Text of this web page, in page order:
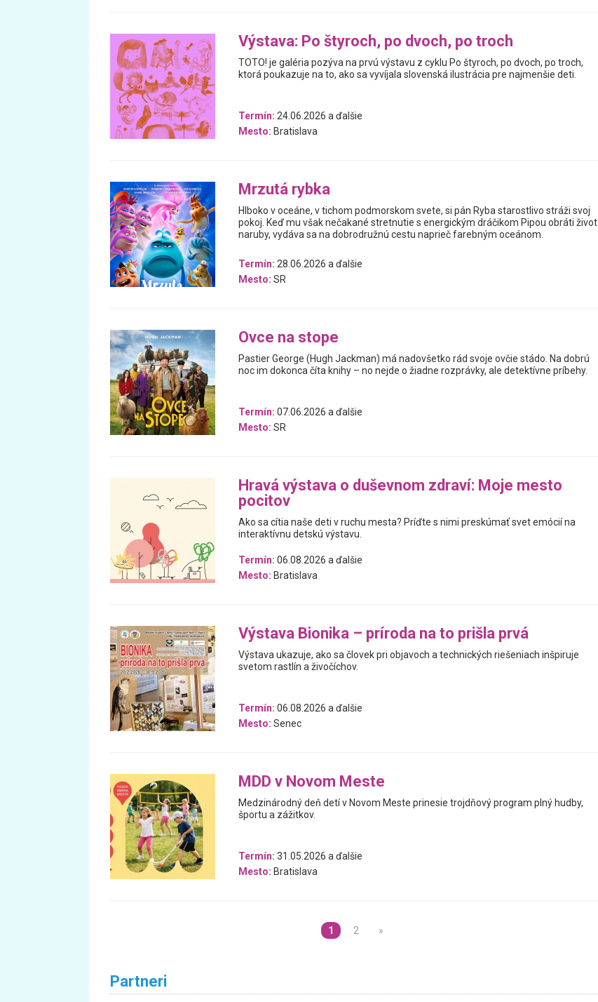
Výstava: Po štyroch, po dvoch, po troch
TOTO! je galéria pozýva na prvú výstavu z cyklu Po štyroch, po dvoch, po troch,
ktorá poukazuje na to, ako sa vyvíjala slovenská ilustrácia pre najmenšie deti.
Termín: 24.06.2026 a ďalšie
Mesto: Bratislava
Mrzutá rybka
Hlboko v oceáne, v tichom podmorskom svete, si pán Ryba starostlivo stráži svoj
pokoj. Keď mu však nečakané stretnutie s energickým dráčikom Pipou obráti život
naruby, vydáva sa na dobrodružnú cestu naprieč farebným oceánom.
Termín: 28.06.2026 a ďalšie
Mesto: SR
Ovce na stope
Pastier George (Hugh Jackman) má nadovšetko rád svoje ovčie stádo. Na dobrú
noc im dokonca číta knihy – no nejde o žiadne rozprávky, ale detektívne príbehy.
Termín: 07.06.2026 a ďalšie
Mesto: SR
Hravá výstava o duševnom zdraví: Moje mesto
pocitov
Ako sa cítia naše deti v ruchu mesta? Príďte s nimi preskúmať svet emócií na
interaktívnu detskú výstavu.
Termín: 06.08.2026 a ďalšie
Mesto: Bratislava
Výstava Bionika – príroda na to prišla prvá
Výstava ukazuje, ako sa človek pri objavoch a technických riešeniach inšpiruje
svetom rastlín a živočíchov.
Termín: 06.08.2026 a ďalšie
Mesto: Senec
MDD v Novom Meste
Medzinárodný deň detí v Novom Meste prinesie trojdňový program plný hudby,
športu a zážitkov.
Termín: 31.05.2026 a ďalšie
Mesto: Bratislava
1 2 »
Partneri